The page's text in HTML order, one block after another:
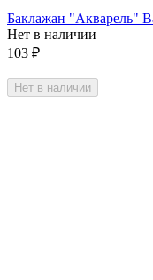
Баклажан "Акварель"
Нет в наличии
103 ₽
Нет в наличии